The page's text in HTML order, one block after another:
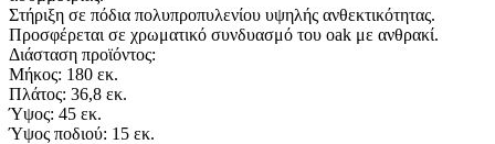
Στήριξη σε πόδια πολυπροπυλενίου υψηλής ανθεκτικότητας.
Προσφέρεται σε χρωματικό συνδυασμό του oak με ανθρακί.
Διάσταση προϊόντος:
Μήκος: 180 εκ.
Πλάτος: 36,8 εκ.
Ύψος: 45 εκ.
Ύψος ποδιού: 15 εκ.